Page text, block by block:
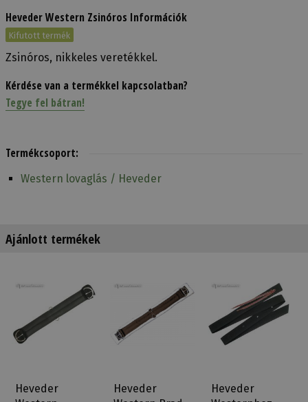
Heveder Western Zsinóros Információk
Kifutott termék
Zsinóros, nikkeles veretékkel.
Kérdése van a termékkel kapcsolatban?
Tegye fel bátran!
Termékcsoport:
Western lovaglás / Heveder
Ajánlott termékek
Heveder
Heveder
Heveder